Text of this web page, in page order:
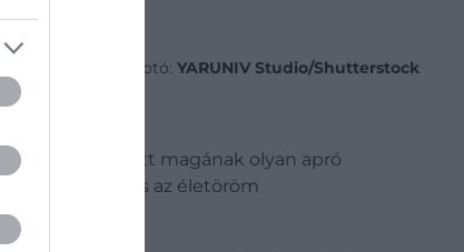
Fotó: YARUNIV Studio/Shutterstock
megengedett magának olyan apró
a fiatalság és az életöröm